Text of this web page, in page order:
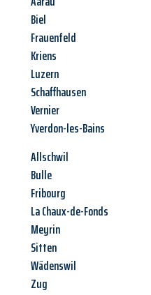
Biel
Frauenfeld
Kriens
Luzern
Schaffhausen
Vernier
Yverdon-les-Bains
Allschwil
Bulle
Fribourg
La Chaux-de-Fonds
Meyrin
Sitten
Wädenswil
Zug